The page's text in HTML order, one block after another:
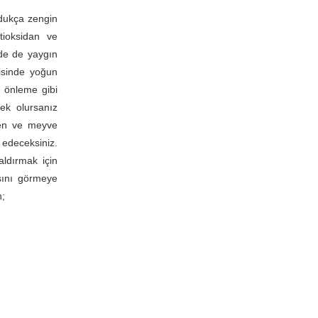
zengin
ve
de yaygın
yoğun
önleme gibi
olursanız
ve meyve
için
görmeye